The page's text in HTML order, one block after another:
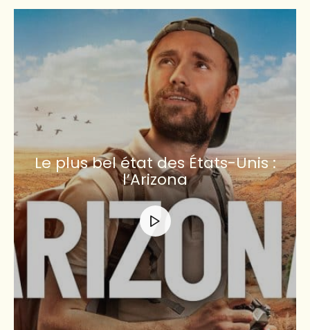
Le plus bel état des États-Unis :
l’Arizona